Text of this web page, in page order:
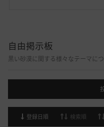
自由掲示板
黒い砂漠に関する様々なテーマに
登録日順 検索順